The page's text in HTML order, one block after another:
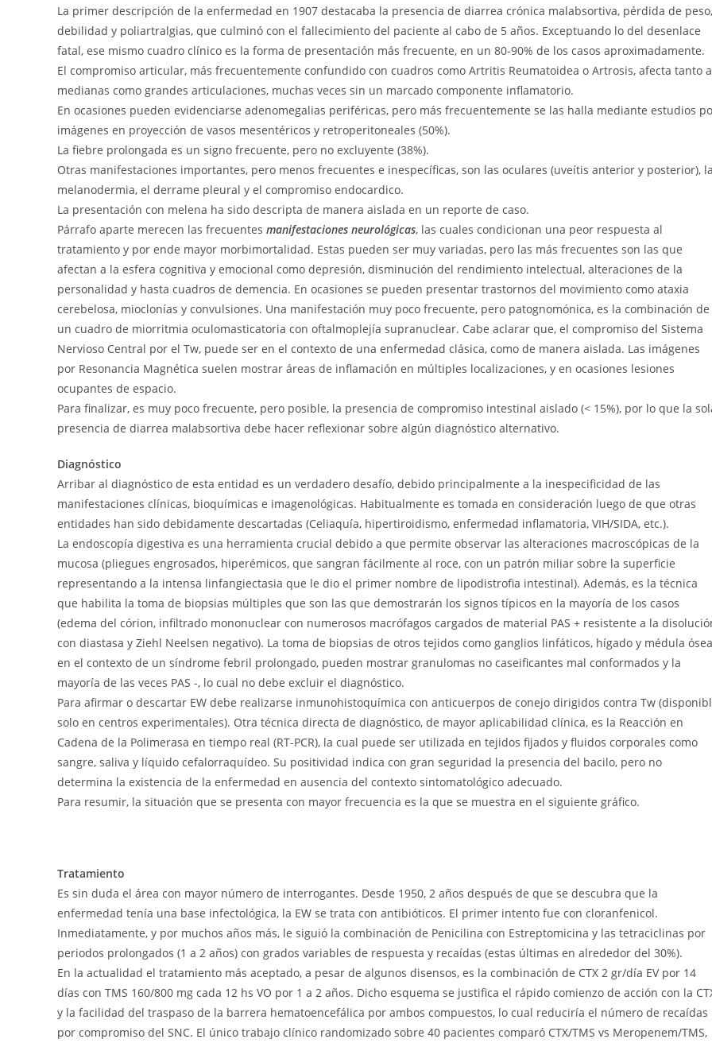
La primer descripción de la enfermedad en 1907 destacaba la presencia de diarrea crónica malabsortiva, pérdida de peso,
debilidad y poliartralgias, que culminó con el fallecimiento del paciente al cabo de 5 años. Exceptuando lo del desenlace
fatal, ese mismo cuadro clínico es la forma de presentación más frecuente, en un 80-90% de los casos aproximadamente.
El compromiso articular, más frecuentemente confundido con cuadros como Artritis Reumatoidea o Artrosis, afecta tanto a
medianas como grandes articulaciones, muchas veces sin un marcado componente inflamatorio.
En ocasiones pueden evidenciarse adenomegalias periféricas, pero más frecuentemente se las halla mediante estudios
imágenes en proyección de vasos mesentéricos y retroperitoneales (50%).
La fiebre prolongada es un signo frecuente, pero no excluyente (38%).
Otras manifestaciones importantes, pero menos frecuentes e inespecíficas, son las oculares (uveítis anterior y posterior),
melanodermia, el derrame pleural y el compromiso endocardico.
La presentación con melena ha sido descripta de manera aislada en un reporte de caso.
Párrafo aparte merecen las frecuentes manifestaciones neurológicas, las cuales condicionan una peor respuesta al
tratamiento y por ende mayor morbimortalidad. Estas pueden ser muy variadas, pero las más frecuentes son las que
afectan a la esfera cognitiva y emocional como depresión, disminución del rendimiento intelectual, alteraciones de la
personalidad y hasta cuadros de demencia. En ocasiones se pueden presentar trastornos del movimiento como ataxia
cerebelosa, mioclonías y convulsiones. Una manifestación muy poco frecuente, pero patognomónica, es la combinación de
un cuadro de miorritmia oculomasticatoria con oftalmoplejía supranuclear. Cabe aclarar que, el compromiso del Sistema
Nervioso Central por el Tw, puede ser en el contexto de una enfermedad clásica, como de manera aislada. Las imágenes
por Resonancia Magnética suelen mostrar áreas de inflamación en múltiples localizaciones, y en ocasiones lesiones
ocupantes de espacio.
Para finalizar, es muy poco frecuente, pero posible, la presencia de compromiso intestinal aislado (< 15%), por lo que la
presencia de diarrea malabsortiva debe hacer reflexionar sobre algún diagnóstico alternativo.
Diagnóstico
Arribar al diagnóstico de esta entidad es un verdadero desafío, debido principalmente a la inespecificidad de las
manifestaciones clínicas, bioquímicas e imagenológicas. Habitualmente es tomada en consideración luego de que otras
entidades han sido debidamente descartadas (Celiaquía, hipertiroidismo, enfermedad inflamatoria, VIH/SIDA, etc.).
La endoscopía digestiva es una herramienta crucial debido a que permite observar las alteraciones macroscópicas de la
mucosa (pliegues engrosados, hiperémicos, que sangran fácilmente al roce, con un patrón miliar sobre la superficie
representando a la intensa linfangiectasia que le dio el primer nombre de lipodistrofia intestinal). Además, es la técnica
que habilita la toma de biopsias múltiples que son las que demostrarán los signos típicos en la mayoría de los casos
(edema del córion, infiltrado mononuclear con numerosos macrófagos cargados de material PAS + resistente a la
con diastasa y Ziehl Neelsen negativo). La toma de biopsias de otros tejidos como ganglios linfáticos, hígado y médula
en el contexto de un síndrome febril prolongado, pueden mostrar granulomas no caseificantes mal conformados y la
mayoría de las veces PAS -, lo cual no debe excluir el diagnóstico.
Para afirmar o descartar EW debe realizarse inmunohistoquímica con anticuerpos de conejo dirigidos contra Tw
solo en centros experimentales). Otra técnica directa de diagnóstico, de mayor aplicabilidad clínica, es la Reacción en
Cadena de la Polimerasa en tiempo real (RT-PCR), la cual puede ser utilizada en tejidos fijados y fluidos corporales como
sangre, saliva y líquido cefalorraquídeo. Su positividad indica con gran seguridad la presencia del bacilo, pero no
determina la existencia de la enfermedad en ausencia del contexto sintomatológico adecuado.
Para resumir, la situación que se presenta con mayor frecuencia es la que se muestra en el siguiente gráfico.
Tratamiento
Es sin duda el área con mayor número de interrogantes. Desde 1950, 2 años después de que se descubra que la
enfermedad tenía una base infectológica, la EW se trata con antibióticos. El primer intento fue con cloranfenicol.
Inmediatamente, y por muchos años más, le siguió la combinación de Penicilina con Estreptomicina y las tetraciclinas por
periodos prolongados (1 a 2 años) con grados variables de respuesta y recaídas (estas últimas en alrededor del 30%).
En la actualidad el tratamiento más aceptado, a pesar de algunos disensos, es la combinación de CTX 2 gr/día EV por 14
días con TMS 160/800 mg cada 12 hs VO por 1 a 2 años. Dicho esquema se justifica el rápido comienzo de acción con la
y la facilidad del traspaso de la barrera hematoencefálica por ambos compuestos, lo cual reduciría el número de recaídas
por compromiso del SNC. El único trabajo clínico randomizado sobre 40 pacientes comparó CTX/TMS vs Meropenem/TMS,